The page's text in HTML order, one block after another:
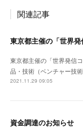
関連記事
東京都主催の「世界発信
品・技術（ベンチャー技
2021.11.29 09:05
資金調達のお知らせ